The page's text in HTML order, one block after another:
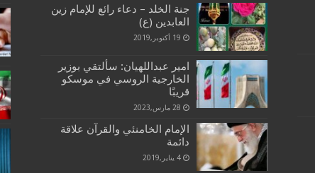
جنة الخلد – دعاء رائع للإمام زين
العابدين (ع)
19 أكتوبر,2019
امیر عبداللهیان: سألتقي بوزير
الخارجية الروسي في موسكو
قريبًا
28 مارس,2023
الإمام الخامنئي والقرآن علاقة
دائمة
4 يناير,2019